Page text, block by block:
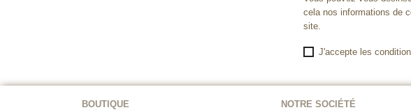
cela nos informations de
site.
J'accepte les
BOUTIQUE NOTRE SOCIÉTÉ